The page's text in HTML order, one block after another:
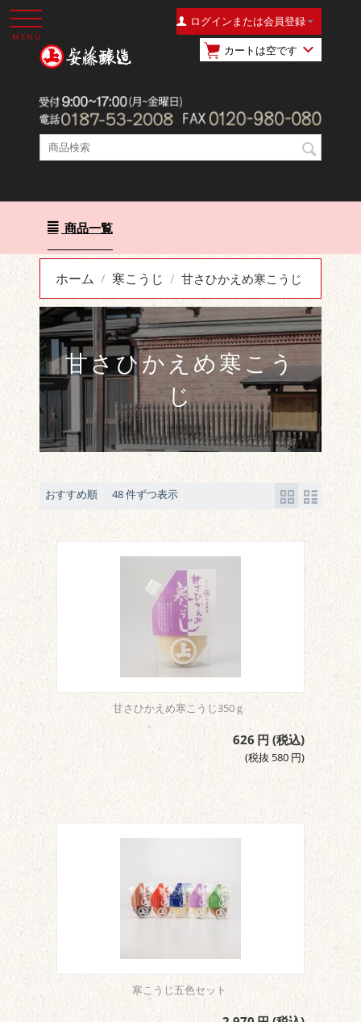
ログインまたは会員登録
カートは空です
MENU
商品一覧
ホーム / 寒こうじ / 甘さひかえめ寒こうじ
甘さひかえめ寒こう
じ
おすすめ順 48 件ずつ表示
甘さひかえめ寒こうじ350ｇ
626 円 (税込)
(税抜 580 円)
寒こうじ五色セット